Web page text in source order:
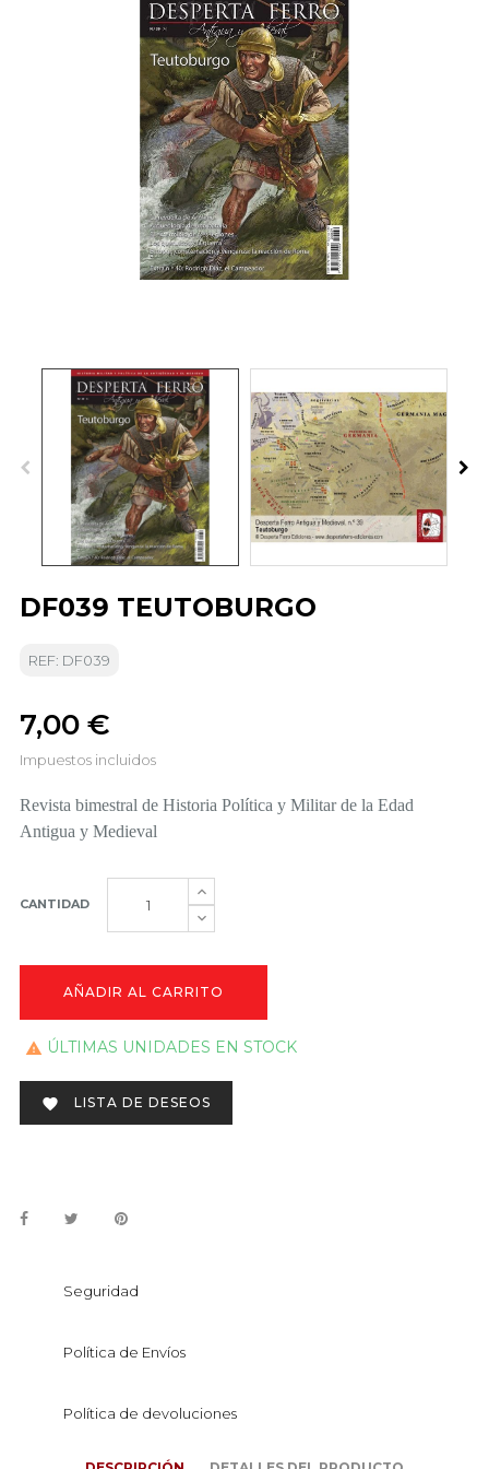
DF039 TEUTOBURGO
REF: DF039
7,00 €
Impuestos incluidos
Revista bimestral de Historia Política y Militar de la Edad
Antigua y Medieval
CANTIDAD
AÑADIR AL CARRITO
 ÚLTIMAS UNIDADES EN STOCK
 LISTA DE DESEOS
Seguridad
Política de Envíos
Política de devoluciones